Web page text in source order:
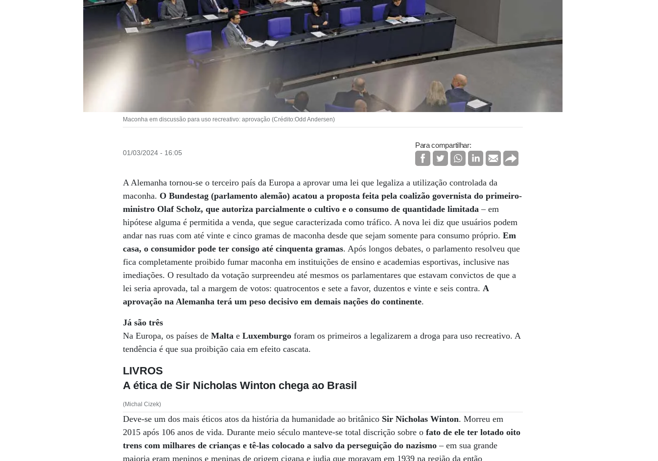
Maconha em discussão para uso recreativo: aprovação (Crédito:Odd Andersen)
01/03/2024 - 16:05
Para compartilhar:
A Alemanha tornou-se o terceiro país da Europa a aprovar uma lei que legaliza a utilização controlada da
maconha. O Bundestag (parlamento alemão) acatou a proposta feita pela coalizão governista do primeiro-
ministro Olaf Scholz, que autoriza parcialmente o cultivo e o consumo de quantidade limitada – em
hipótese alguma é permitida a venda, que segue caracterizada como tráfico. A nova lei diz que usuários podem
andar nas ruas com até vinte e cinco gramas de maconha desde que sejam somente para consumo próprio.Em
casa, o consumidor pode ter consigo até cinquenta gramas. Após longos debates, o parlamento resolveu que
fica completamente proibido fumar maconha em instituições de ensino e academias esportivas, inclusive nas
imediações. O resultado da votação surpreendeu até mesmos os parlamentares que estavam convictos de que a
lei seria aprovada, tal a margem de votos: quatrocentos e sete a favor, duzentos e vinte e seis contra.A
aprovação na Alemanha terá um peso decisivo em demais nações do continente.
Já são três
Na Europa, os países deMalta eLuxemburgo foram os primeiros a legalizarem a droga para uso recreativo. A
tendência é que sua proibição caia em efeito cascata.
LIVROS
A ética de Sir Nicholas Winton chega ao Brasil
(Michal Cizek)
Deve-se um dos mais éticos atos da história da humanidade ao britânico Sir Nicholas Winton. Morreu em
2015 após 106 anos de vida. Durante meio século manteve-se total discrição sobre ofato de ele ter lotado oito
trens com milhares de crianças e tê-las colocado a salvo da perseguição do nazismo – em sua grande
maioria eram meninos e meninas de origem cigana e judia que moravam em 1939 na região da então